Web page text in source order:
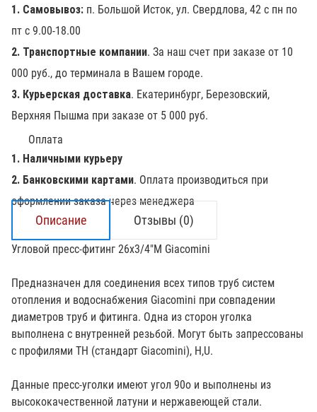
1. Самовывоз: п. Большой Исток, ул. Свердлова, 42 с пн по
пт с 9.00-18.00
2. Транспортные компании. За наш счет при заказе от 10
000 руб., до терминала в Вашем городе.
3. Курьерская доставка. Екатеринбург, Березовский,
Верхняя Пышма при заказе от 5 000 руб.
Оплата
1. Наличными курьеру
2. Банковскими картами. Оплата производиться при
оформлении заказа через менеджера
Описание Отзывы (0)
Угловой пресс-фитинг 26х3/4"М Giacomini
Предназначен для соединения всех типов труб систем
отопления и водоснабжения Giacomini при совпадении
диаметров труб и фитинга. Одна из сторон уголка
выполнена с внутренней резьбой. Могут быть запрессованы
с профилями TH (стандарт Giacomini), H,U.
Данные пресс-уголки имеют угол 90о и выполнены из
высококачественной латуни и нержавеющей стали.